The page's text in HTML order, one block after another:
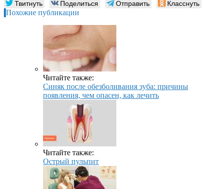
Твитнуть Поделиться Отправить Класснуть
Похожие публикации
Читайте также:
Синяк после обезболивания зуба: причины
появления, чем опасен, как лечить
Читайте также:
Острый пульпит